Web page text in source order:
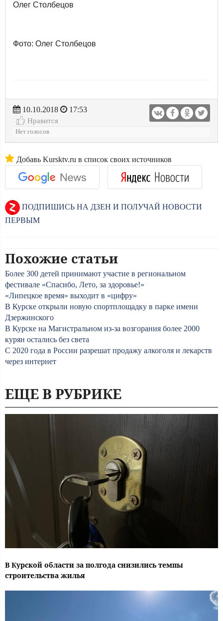
Олег Столбецов
Фото: Олег Столбецов
10.10.2018
17:53
Нравится
Нет голосов
Добавь Kursktv.ru в список своих источников
ПОДПИШИСЬ НА ДЗЕН И ПОЛУЧАЙ НОВОСТИ
ПЕРВЫМ
Похожие статьи
Более 300 детей принимают участие в региональном
фестивале «Спасибо, Лето, за здоровье!»
«Липецкое время» выходит в «цифру»
В Курске открыли новую спортплощадку в парке имени
Дзержинского
В Курске на Магистральном из-за возгорания более 2000
курян остались без света
С 2020 года в России разрешат продажу алкоголя и лекарств
через интернет
ЕЩЕ В РУБРИКЕ
В Курской области за полгода снизились темпы
строительства жилья